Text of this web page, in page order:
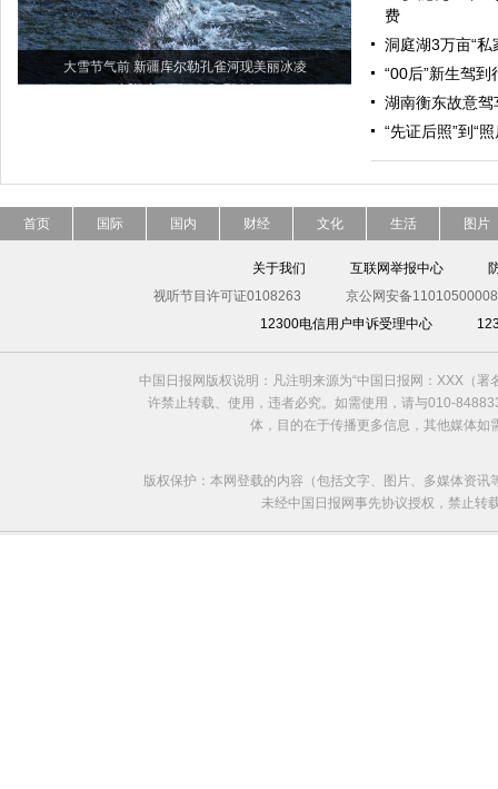
大雪节气前 新疆库尔勒孔雀河现美丽冰凌
费
洞庭湖3万亩“私
“00后”新生驾到
湖南衡东故意
“先证后照”到“
首页 国际 国内 财经 文化 生活 图片
关于我们 互联网举报中心
视听节目许可证0108263
京公网安备
12300电信用户申诉受理中心
中国日报网版权说明：凡注明来源为“中国日报网：XXX（
许禁止转载、使用，违者必究。如需使用，请与010-
体，目的在于传播更多信息，其他媒体
版权保护：本网登载的内容（包括文字、图片、多媒体资
未经中国日报网事先协议授权，禁止转